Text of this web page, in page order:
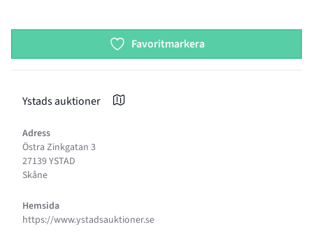
Favoritmarkera
Ystads auktioner
Adress
Östra Zinkgatan 3
27139 YSTAD
Skåne
Hemsida
https://www.ystadsauktioner.se